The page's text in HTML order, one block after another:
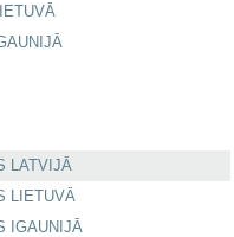
LATVIJĀ
LIETUVĀ
IGAUNIJĀ